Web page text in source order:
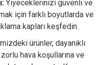
Yiyeceklerinizi güvenli ve
için farklı boyutlarda ve
kapları keşfedin.
ürünler, dayanıklı
hava koşullarına ve